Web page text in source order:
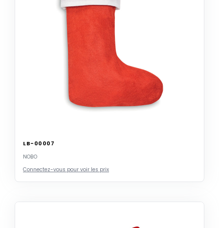
LB-00007
NOBO
Connectez-vous pour voir les prix